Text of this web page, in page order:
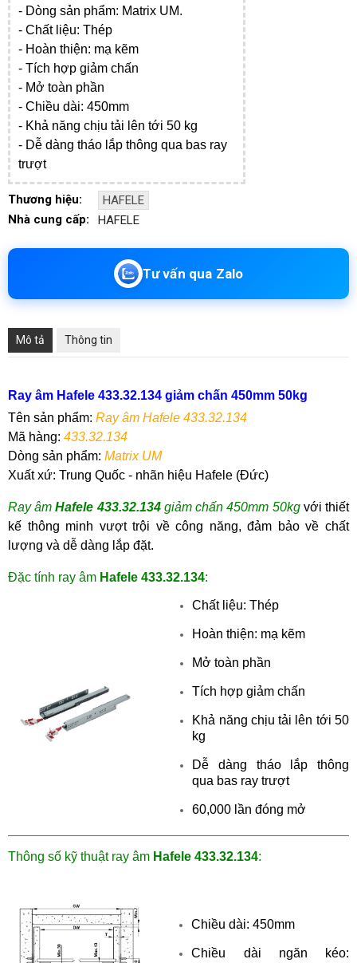
- Dòng sản phẩm: Matrix UM.
- Chất liệu: Thép
- Hoàn thiện: mạ kẽm
- Tích hợp giảm chấn
- Mở toàn phần
- Chiều dài: 450mm
- Khả năng chịu tải lên tới 50 kg
- Dễ dàng tháo lắp thông qua bas ray
trượt
Thương hiệu:
HAFELE
Nhà cung cấp:
HAFELE
Tư vấn qua Zalo
Mô tả Thông tin
Ray âm Hafele 433.32.134 giảm chấn 450mm 50kg
Tên sản phẩm: Ray âm Hafele 433.32.134
Mã hàng: 433.32.134
Dòng sản phẩm: Matrix UM
Xuất xứ: Trung Quốc - nhãn hiệu Hafele (Đức)
Ray âm Hafele 433.32.134 giảm chấn 450mm 50kg với thiết
kế thông minh vượt trội về công năng, đảm bảo về chất
lượng và dễ dàng lắp đặt.
Đặc tính ray âm Hafele 433.32.134:
Chất liệu: Thép
Hoàn thiện: mạ kẽm
Mở toàn phần
Tích hợp giảm chấn
Khả năng chịu tải lên tới 50
kg
Dễ dàng tháo lắp thông
qua bas ray trượt
60,000 lần đóng mở
Thông số kỹ thuật ray âm Hafele 433.32.134:
Chiều dài: 450mm
Chiều dài ngăn kéo: